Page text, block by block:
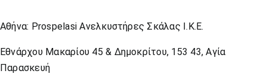
Αθήνα: Prospelasi Ανελκυστήρες Σκάλας Ι.Κ.Ε.
Εθνάρχου Μακαρίου 45 & Δημοκρίτου, 153 43, Αγία
Παρασκευή